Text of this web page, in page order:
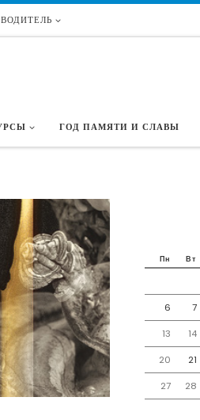
ГОД ПАМЯТИ И СЛАВЫ
Пн Вт
6 7
13 14
20 21
27 28